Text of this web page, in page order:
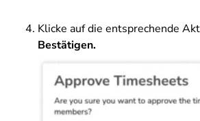
Klicke auf die entsprechende
Bestätigen.